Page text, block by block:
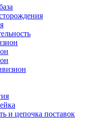
и цепочка поставок